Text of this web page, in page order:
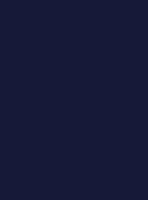
2: 1.